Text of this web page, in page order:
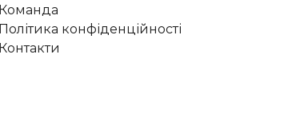
Команда
Політика конфіденційності
Контакти